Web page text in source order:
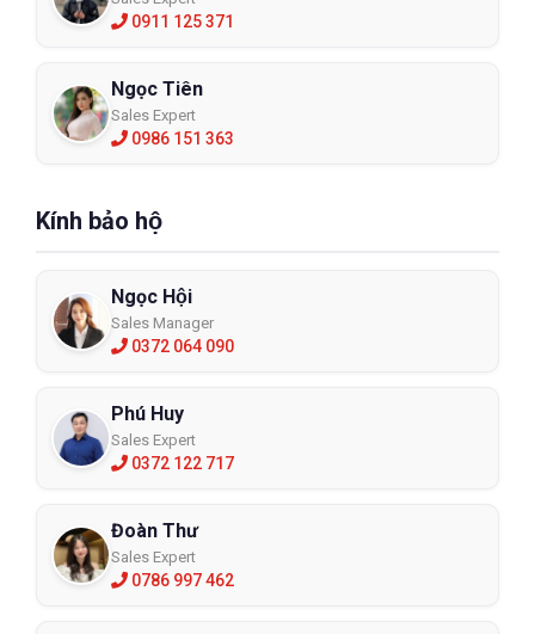
0911 125 371
Ngọc Tiên
Sales Expert
0986 151 363
Kính bảo hộ
Ngọc Hội
Sales Manager
0372 064 090
Phú Huy
Sales Expert
0372 122 717
Đoàn Thư
Sales Expert
0786 997 462